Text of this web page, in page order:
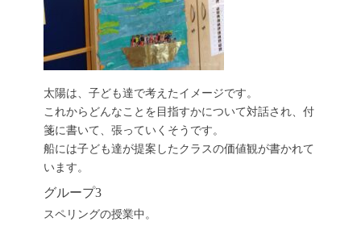
太陽は、子ども達で考えたイメージです。
これからどんなことを目指すかについて対話され、付
箋に書いて、張っていくそうです。
船には子ども達が提案したクラスの価値観が書かれて
います。
グループ3
スペリングの授業中。